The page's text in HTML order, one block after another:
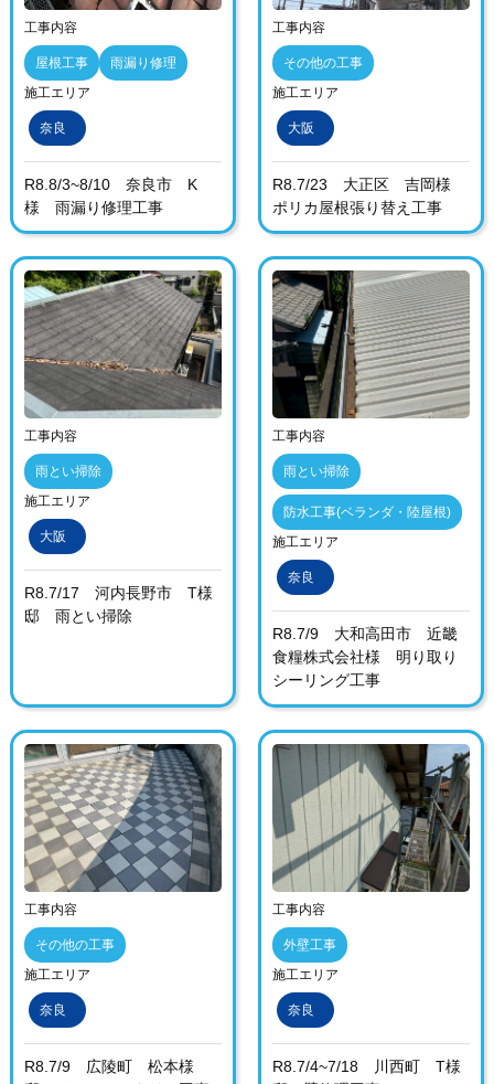
工事内容
屋根工事
雨漏り修理
施工エリア
奈良
R8.8/3~8/10 奈良市 K
様 雨漏り修理工事
工事内容
その他の工事
施工エリア
大阪
R8.7/23 大正区 吉岡様
ポリカ屋根張り替え工事
工事内容
雨とい掃除
施工エリア
大阪
R8.7/17 河内長野市 T様
邸 雨とい掃除
工事内容
雨とい掃除
防水工事(ベランダ・陸屋根)
施工エリア
奈良
R8.7/9 大和高田市 近畿
食糧株式会社様 明り取り
シーリング工事
工事内容
その他の工事
施工エリア
奈良
R8.7/9 広陵町 松本様
工事内容
外壁工事
施工エリア
奈良
R8.7/4~7/18 川西町 T様